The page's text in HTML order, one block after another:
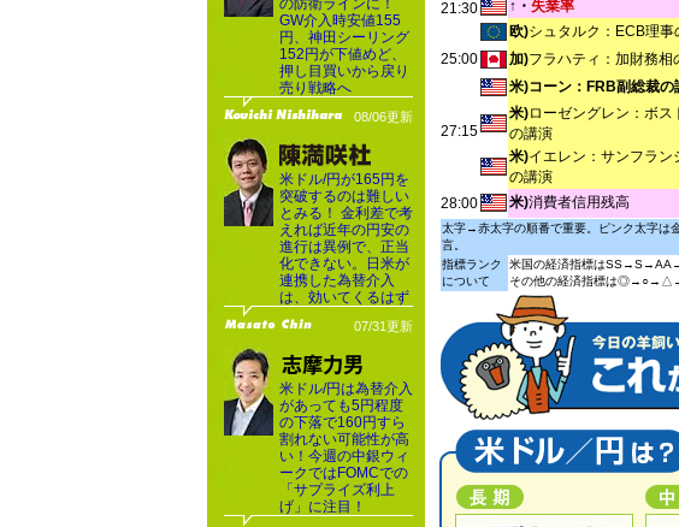
21:30
↑・ 失業率
欧)シュタルク：ECB理事
25:00
加)フラハティ：加財務相
27:15
米)コーン：FRB副総裁の
米)ローゼングレン：ボス
の講演
米)イエレン：サンフラン
の講演
28:00 米)消費者信用残高
太字→赤太字の順番で重要。ピンク太字は
言。
指標ランク
について
米国の経済指標は
その他の経済指標は
の防衛ラインに！
GW介入時安値155
円、神田シーリング
152円が下値めど、
押し目買いから戻り
売り戦略へ
08/06更新
米ドル/円が165円を
突破するのは難しい
とみる！ 金利差で考
えれば近年の円安の
進行は異例で、正当
化できない。日米が
連携した為替介入
は、効いてくるはず
07/31更新
米ドル/円は為替介入
があっても5円程度
の下落で160円すら
割れない可能性が高
い！今週の中銀ウィ
ークではFOMCでの
「サプライズ利上
げ」に注目！